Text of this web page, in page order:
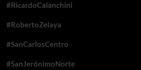
#RicardoCalanchini
#RobertoZelaya
#SanCarlosCentro
#SanJerónimoNorte